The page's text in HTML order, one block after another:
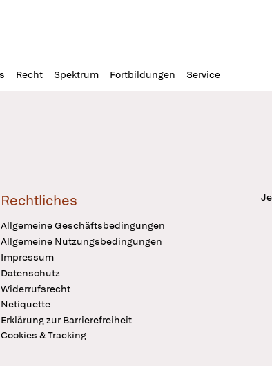
Recht Spektrum Fortbildungen Service
Rechtliches
Allgemeine Geschäftsbedingungen
Allgemeine Nutzungsbedingungen
Impressum
Datenschutz
Widerrufsrecht
Netiquette
Erklärung zur Barrierefreiheit
Cookies & Tracking